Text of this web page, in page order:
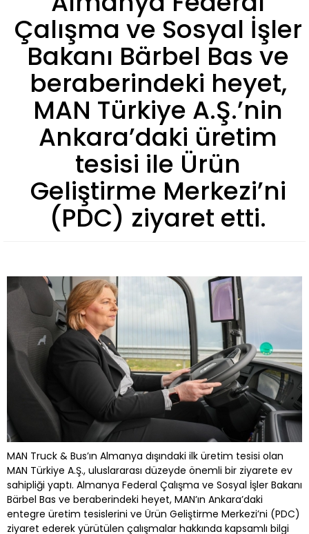
Çalışma ve Sosyal İşler
Bakanı Bärbel Bas ve
beraberindeki heyet,
MAN Türkiye A.Ş.’nin
Ankara’daki üretim
tesisi ile Ürün
Geliştirme Merkezi’ni
(PDC) ziyaret etti.
MAN Truck & Bus’ın Almanya dışındaki ilk üretim tesisi olan
MAN Türkiye A.Ş., uluslararası düzeyde önemli bir ziyarete ev
sahipliği yaptı. Almanya Federal Çalışma ve Sosyal İşler Bakanı
Bärbel Bas ve beraberindeki heyet, MAN’ın Ankara’daki
entegre üretim tesislerini ve Ürün Geliştirme Merkezi’ni (PDC)
ziyaret ederek yürütülen çalışmalar hakkında kapsamlı bilgi